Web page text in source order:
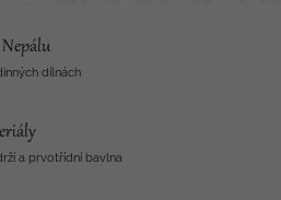
dílnách
a prvotřídní bavlna